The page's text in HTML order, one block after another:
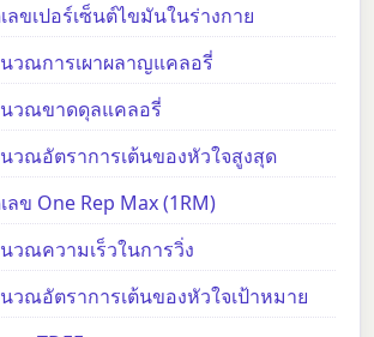
ลขเปอร์เซ็นต์ไขมันในร่างกาย
วณการเผาผลาญแคลอรี่
นวณขาดดุลแคลอรี่
วณอัตราการเต้นของหัวใจสูงสุด
ลข One Rep Max (1RM)
วณความเร็วในการวิ่ง
วณอัตราการเต้นของหัวใจเป้าหมาย